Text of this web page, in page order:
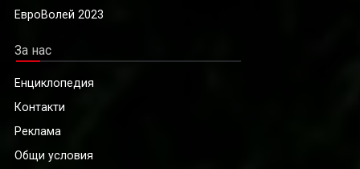
ЕвроВолей 2023
За нас
Енциклопедия
Контакти
Реклама
Общи условия